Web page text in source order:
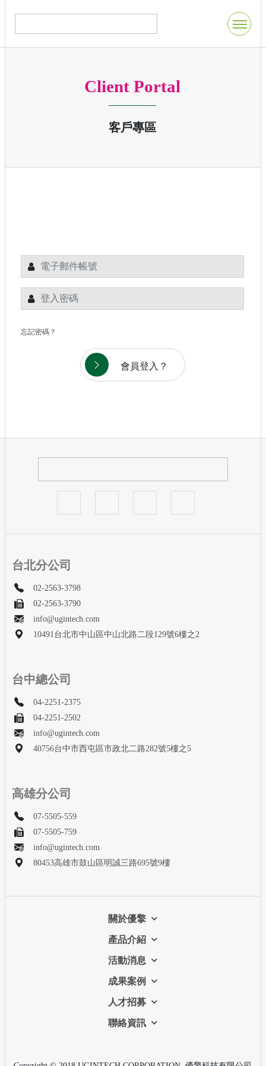
Client Portal
客戶專區
忘記密碼？
會員登入？
台北分公司
02-2563-3798
02-2563-3790
info@ugintech.com
10491台北市中山區中山北路二段129號6樓之2
台中總公司
04-2251-2375
04-2251-2502
info@ugintech.com
40756台中市西屯區市政北二路282號5樓之5
高雄分公司
07-5505-559
07-5505-759
info@ugintech.com
80453高雄市鼓山區明誠三路695號9樓
關於優擎
產品介紹
活動消息
成果案例
人才招募
聯絡資訊